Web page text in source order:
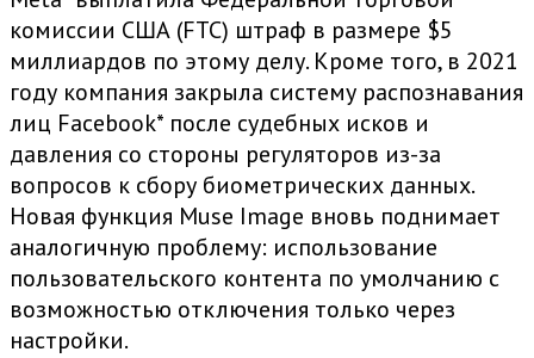
комиссии США (FTC) штраф в размере $5
миллиардов по этому делу. Кроме того, в 2021
году компания закрыла систему распознавания
лиц Facebook* после судебных исков и
давления со стороны регуляторов из-за
вопросов к сбору биометрических данных.
Новая функция Muse Image вновь поднимает
аналогичную проблему: использование
пользовательского контента по умолчанию с
возможностью отключения только через
настройки.